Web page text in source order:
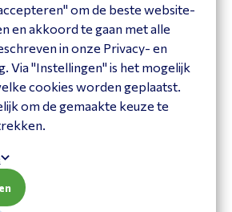
Yealink
CM20
expert!
contact op met onze adviseur:
om de beste website-
en akkoord te gaan met alle
in onze Privacy- en
Via "Instellingen" is het mogelijk
cookies worden geplaatst.
om de gemaakte keuze te